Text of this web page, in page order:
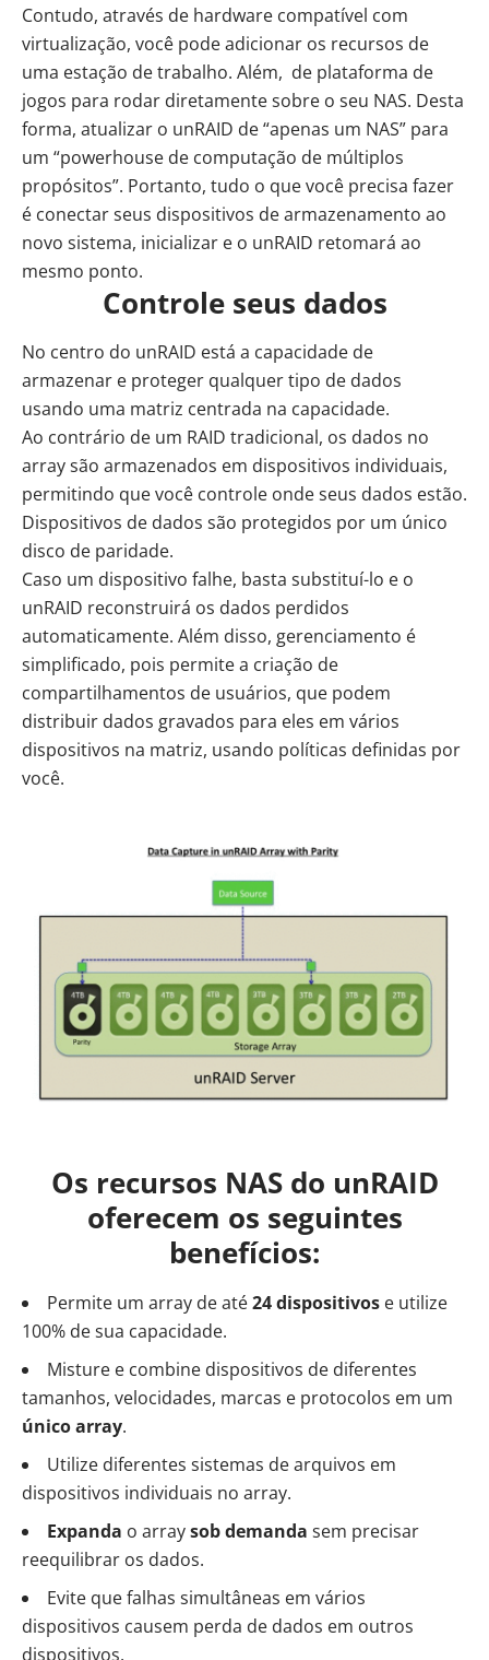
Contudo, através de hardware compatível com
virtualização, você pode adicionar os recursos de
uma estação de trabalho. Além, de plataforma de
jogos para rodar diretamente sobre o seu NAS. Desta
forma, atualizar o unRAID de “apenas um NAS” para
um “powerhouse de computação de múltiplos
propósitos”. Portanto, tudo o que você precisa fazer
é conectar seus dispositivos de armazenamento ao
novo sistema, inicializar e o unRAID retomará ao
mesmo ponto.
Controle seus dados
No centro do unRAID está a capacidade de
armazenar e proteger qualquer tipo de dados
usando uma matriz centrada na capacidade.
Ao contrário de um RAID tradicional, os dados no
array são armazenados em dispositivos individuais,
permitindo que você controle onde seus dados estão.
Dispositivos de dados são protegidos por um único
disco de paridade.
Caso um dispositivo falhe, basta substituí-lo e o
unRAID reconstruirá os dados perdidos
automaticamente. Além disso, gerenciamento é
simplificado, pois permite a criação de
compartilhamentos de usuários, que podem
distribuir dados gravados para eles em vários
dispositivos na matriz, usando políticas definidas por
você.
Os recursos NAS do unRAID
oferecem os seguintes
benefícios:
Permite um array de até24 dispositivos e utilize
100% de sua capacidade.
Misture e combine dispositivos de diferentes
tamanhos, velocidades, marcas e protocolos em um
único array.
Utilize diferentes sistemas de arquivos em
dispositivos individuais no array.
Expanda o arraysob demanda sem precisar
reequilibrar os dados.
Evite que falhas simultâneas em vários
dispositivos causem perda de dados em outros
dispositivos.